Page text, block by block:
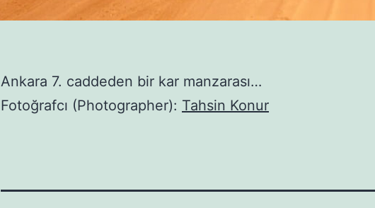
Ankara 7. caddeden bir kar manzarası…
Fotoğrafcı (Photographer): Tahsin Konur